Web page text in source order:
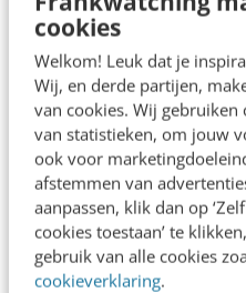
cookies
Welkom! Leuk dat je
Wij, en derde partijen,
van cookies. Wij
van statistieken, om jouw
ook voor
afstemmen van
aanpassen, klik dan op
cookies toestaan’ te
gebruik van alle cookies
cookieverklaring.
Frankwatching
Adverteren
Contact
Nieuwsbrieven
Over ons
Ons team